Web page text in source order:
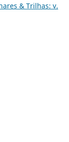
& Trilhas: v.